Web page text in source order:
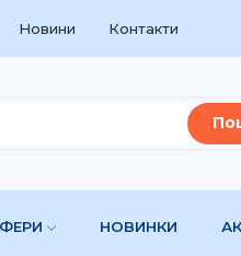
Новини Контакти
НОВИНКИ